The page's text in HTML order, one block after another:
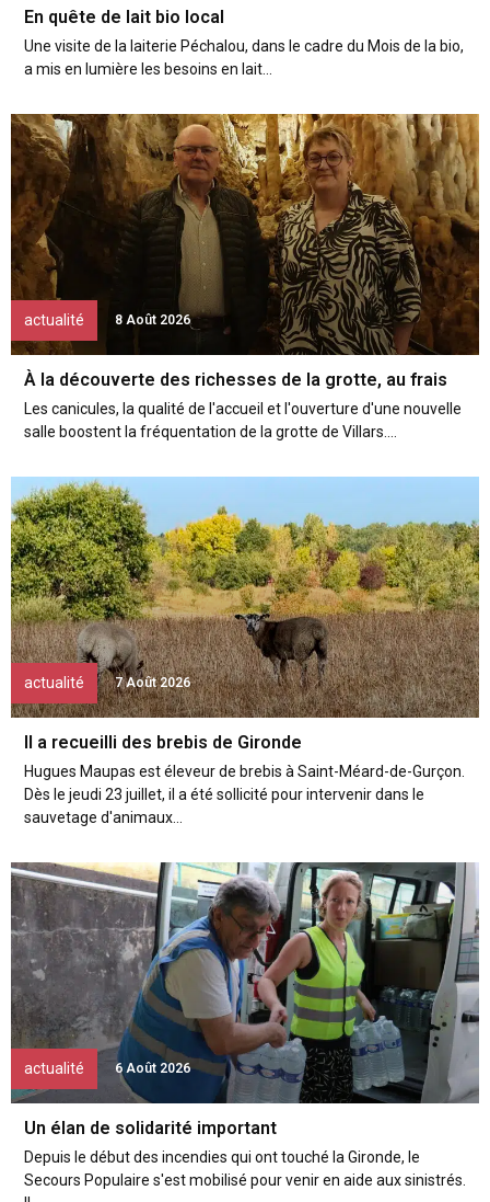
En quête de lait bio local
Une visite de la laiterie Péchalou, dans le cadre du Mois de la bio,
a mis en lumière les besoins en lait...
actualité 8 Août 2026
À la découverte des richesses de la grotte, au frais
Les canicules, la qualité de l'accueil et l'ouverture d'une nouvelle
salle boostent la fréquentation de la grotte de Villars....
actualité 7 Août 2026
Il a recueilli des brebis de Gironde
Hugues Maupas est éleveur de brebis à Saint-Méard-de-Gurçon.
Dès le jeudi 23 juillet, il a été sollicité pour intervenir dans le
sauvetage d'animaux...
actualité 6 Août 2026
Un élan de solidarité important
Depuis le début des incendies qui ont touché la Gironde, le
Secours Populaire s'est mobilisé pour venir en aide aux sinistrés.